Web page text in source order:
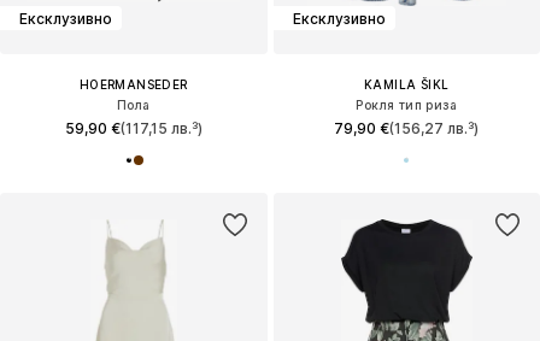
Ексклузивно
HOERMANSEDER
Пола
59,90 €(117,15 лв.³)
Ексклузивно
KAMILA ŠIKL
Рокля тип риза
79,90 €(156,27 лв.³)